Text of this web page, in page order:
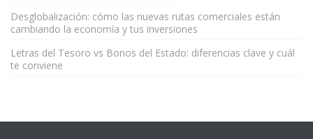
Desglobalización: cómo las nuevas rutas comerciales están
cambiando la economía y tus inversiones
Letras del Tesoro vs Bonos del Estado: diferencias clave y cuál
te conviene